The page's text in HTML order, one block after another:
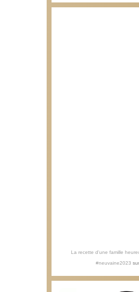
La recette d'une famille
#neuvaine2023 sur